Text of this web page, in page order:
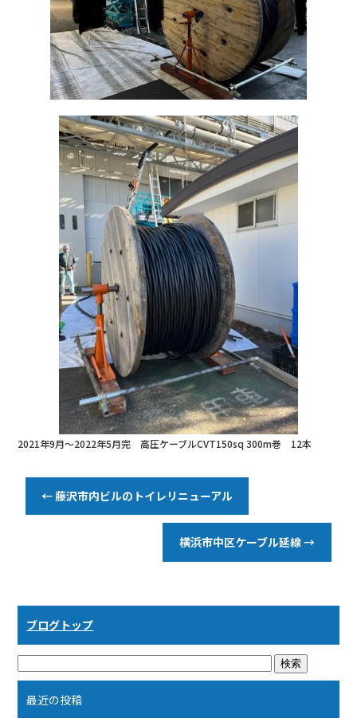
2021年9月〜2022年5月完 高圧ケーブルCVT150sq 300m巻 12本
← 藤沢市内ビルのトイレリニューアル
横浜市中区ケーブル延線→
ブログトップ
最近の投稿